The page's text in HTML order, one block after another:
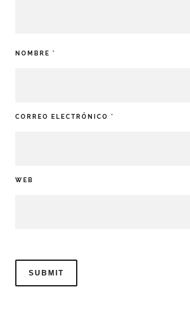
NOMBRE *
CORREO ELECTRÓNICO *
WEB